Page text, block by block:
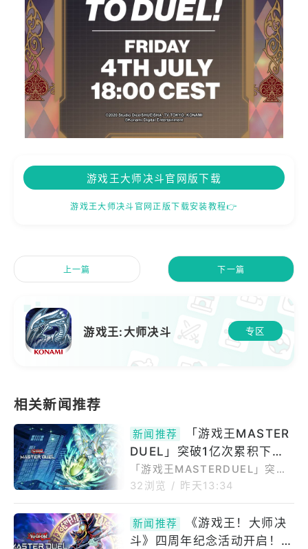
游戏王大师决斗官网版下载
游戏王大师决斗官网正版下载安装教程👉
上一篇 下一篇
游戏王:大师决斗 专区
新闻推荐
「游戏王MASTER
DUEL」突破1亿次累积下载
即日起展开纪念庆祝活动！
「游戏王MASTERDUEL」突破1
亿次累积下载！即日起展开纪念
耀光焰翼人」、「唤醒你的元素
─英雄」、「超融合」超框卡，
32浏览 / 昨天13:34
新闻推荐
《游戏王！大师决
斗》四周年纪念活动开启！可